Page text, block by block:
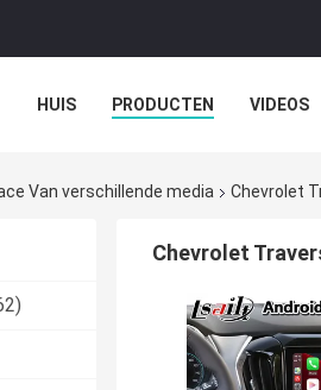
HUIS PRODUCTEN VIDEOS
Van verschillende media Chevrolet
Chevrolet